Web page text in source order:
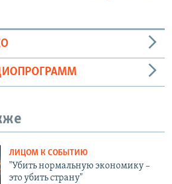
ЛИЦОМ К СОБЫТИЮ
"Убить нормальную экономику –
это убить страну"